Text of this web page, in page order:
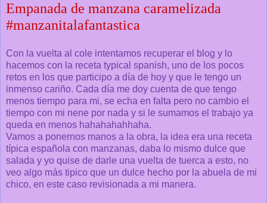
Empanada de manzana caramelizada
#manzanitalafantastica
Con la vuelta al cole intentamos recuperar el blog y lo
hacemos con la receta typical spanish, uno de los pocos
retos en los que participo a día de hoy y que le tengo un
inmenso cariño. Cada día me doy cuenta de que tengo
menos tiempo para mi, se echa en falta pero no cambio el
tiempo con mi nene por nada y si le sumamos el trabajo ya
queda en menos hahahahahhaha.
Vamos a ponernos manos a la obra, la idea era una receta
típica española con manzanas, daba lo mismo dulce que
salada y yo quise de darle una vuelta de tuerca a esto, no
veo algo más tipico que un dulce hecho por la abuela de mi
chico, en este caso revisionada a mi manera.